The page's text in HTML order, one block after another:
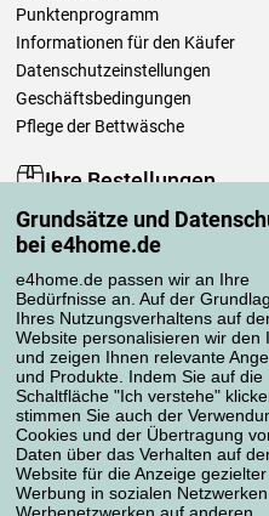
Grundsätze und
bei e4home.de
e4home.de passen wir an Ihre
Bedürfnisse an. Auf der
Ihres Nutzungsverhaltens auf
Website personalisieren wir den
und zeigen Ihnen relevante
und Produkte. Indem Sie auf die
Schaltfläche "Ich verstehe"
stimmen Sie auch der
Cookies und der Übertragung
Daten über das Verhalten auf
Website für die Anzeige gezielter
Werbung in sozialen
Punktenprogramm
Informationen für den Käufer
Datenschutzeinstellungen
Geschäftsbedingungen
Pflege der Bettwäsche
Ihre Bestellungen
Mein Konto
Bestellübersicht
Reklamationen
Widerrufsbelehrung
Einfach mehr wissen
Richtlinien zur Verarbeitung von
Transportarten
Zahlungsmethoden